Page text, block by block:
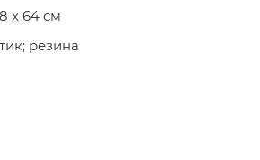
x 64 см
резина